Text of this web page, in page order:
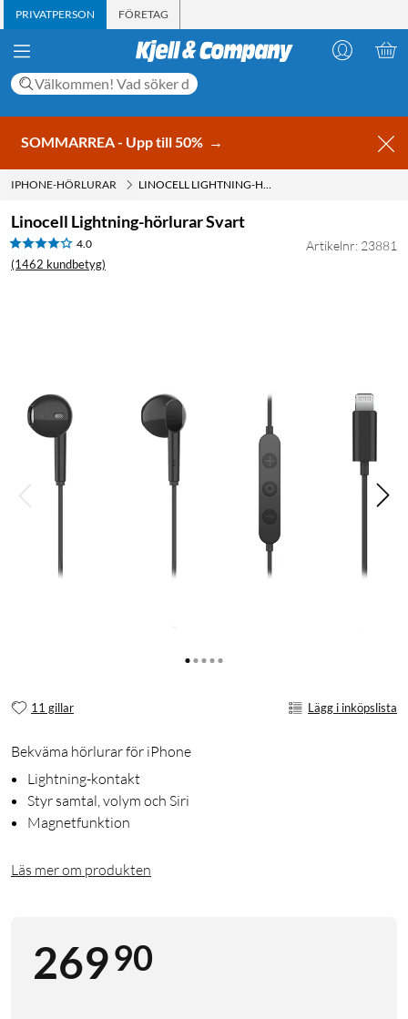
PRIVATPERSON FÖRETAG
SOMMARREA - Upp till 50% →
IPHONE-HÖRLURAR LINOCELL LIGHTNING-HÖRLURAR SVART
Linocell Lightning-hörlurar Svart
4.0
(1462 kundbetyg)
Artikelnr: 23881
11 gillar Lägg i inköpslista
Bekväma hörlurar för iPhone
Lightning-kontakt
Styr samtal, volym och Siri
Magnetfunktion
Läs mer om produkten
26990